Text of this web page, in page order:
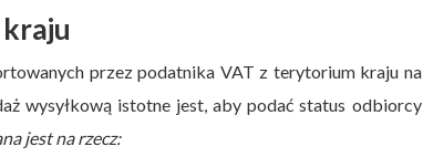
przez podatnika VAT z terytorium kraju na
wysyłkową istotne jest, aby podać status odbiorcy
jest na rzecz: